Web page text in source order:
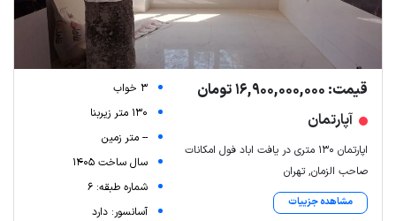
قیمت: 16,900,000,000 تومان
آپارتمان
اپارتمان 130 متری در یافت اباد فول امکانات
صاحب الزمان, تهران
مشاهده جزییات
3 خواب
130 متر زیربنا
-- متر زمین
سال ساخت 1405
شماره طبقه: 6
آسانسور: دارد